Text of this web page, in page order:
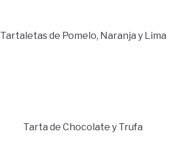
Tartaletas de Pomelo, Naranja y Lima
Tarta de Chocolate y Trufa